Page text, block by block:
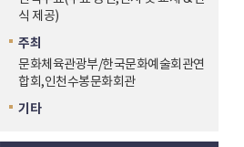
식 제공)
주최
문화체육관광부/한국문화예술회관연
합회,인천수봉문화회관
기타